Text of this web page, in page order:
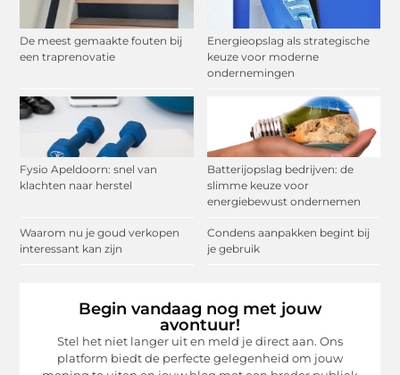
De meest gemaakte fouten bij
een traprenovatie
Energieopslag als strategische
keuze voor moderne
ondernemingen
Fysio Apeldoorn: snel van
klachten naar herstel
Batterijopslag bedrijven: de
slimme keuze voor
energiebewust ondernemen
Waarom nu je goud verkopen
interessant kan zijn
Condens aanpakken begint bij
je gebruik
Begin vandaag nog met jouw
avontuur!
Stel het niet langer uit en meld je direct aan. Ons
platform biedt de perfecte gelegenheid om jouw